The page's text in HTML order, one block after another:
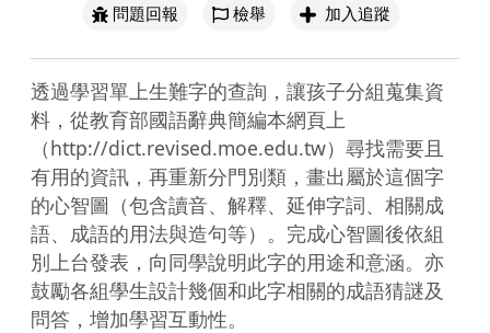
問題回報
檢舉 加入追蹤
透過學習單上生難字的查詢，讓孩子分組蒐集資
料，從教育部國語辭典簡編本網頁上
（http://dict.revised.moe.edu.tw）尋找需要且
有用的資訊，再重新分門別類，畫出屬於這個字
的心智圖（包含讀音、解釋、延伸字詞、相關成
語、成語的用法與造句等）。完成心智圖後依組
別上台發表，向同學說明此字的用途和意涵。亦
鼓勵各組學生設計幾個和此字相關的成語猜謎及
問答，增加學習互動性。